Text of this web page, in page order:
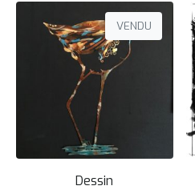
VENDU
Dessin